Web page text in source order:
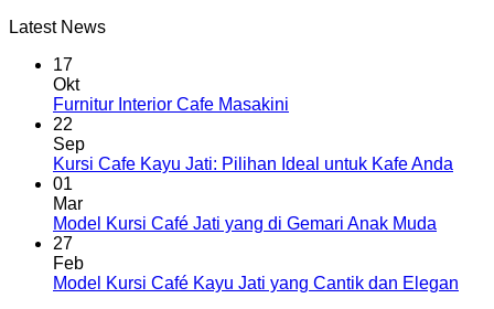
Latest News
17
Okt
Furnitur Interior Cafe Masakini
22
Sep
Kursi Cafe Kayu Jati: Pilihan Ideal untuk Kafe Anda
01
Mar
Model Kursi Café Jati yang di Gemari Anak Muda
27
Feb
Model Kursi Café Kayu Jati yang Cantik dan Elegan